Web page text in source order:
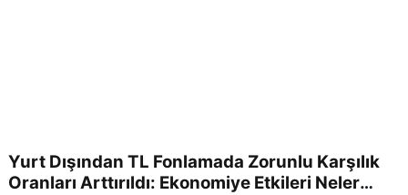
Yurt Dışından TL Fonlamada Zorunlu Karşılık
Oranları Arttırıldı: Ekonomiye Etkileri Neler